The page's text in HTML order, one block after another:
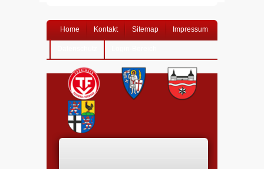
Home Kontakt Sitemap Impressum